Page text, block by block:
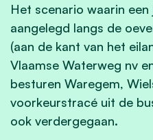
Het scenario waarin
aangelegd langs de
(aan de kant van het
Vlaamse Waterweg nv
besturen Waregem,
voorkeurstracé uit de
ook verdergegaan.